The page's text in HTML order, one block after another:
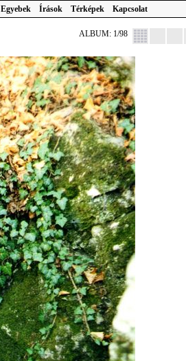
Egyebek Írások Térképek Kapcsolat
ALBUM: 1/98